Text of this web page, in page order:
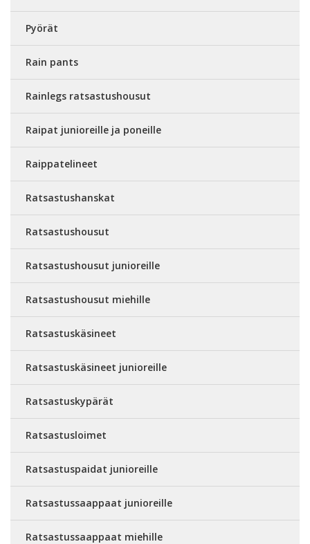
Pyörät
Rain pants
Rainlegs ratsastushousut
Raipat junioreille ja poneille
Raippatelineet
Ratsastushanskat
Ratsastushousut
Ratsastushousut junioreille
Ratsastushousut miehille
Ratsastuskäsineet
Ratsastuskäsineet junioreille
Ratsastuskypärät
Ratsastusloimet
Ratsastuspaidat junioreille
Ratsastussaappaat junioreille
Ratsastussaappaat miehille